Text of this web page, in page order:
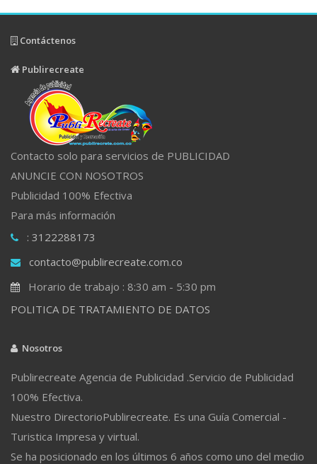
Contáctenos
Publirecreate
Contacto solo para servicios de PUBLICIDAD
ANUNCIE CON NOSOTROS
Publicidad 100% Efectiva
Para más información
: 3122288173
contacto@publirecreate.com.co
Horario de trabajo : 8:30 am - 5:30 pm
POLITICA DE TRATAMIENTO DE DATOS
Nosotros
Publirecreate Agencia de Publicidad .Servicio de Publicidad
100% Efectiva.
Nuestro DirectorioPublirecreate. Es una Guía Comercial -
Turistica Impresa y virtual.
Se ha posicionado en los últimos 6 años como uno del medio